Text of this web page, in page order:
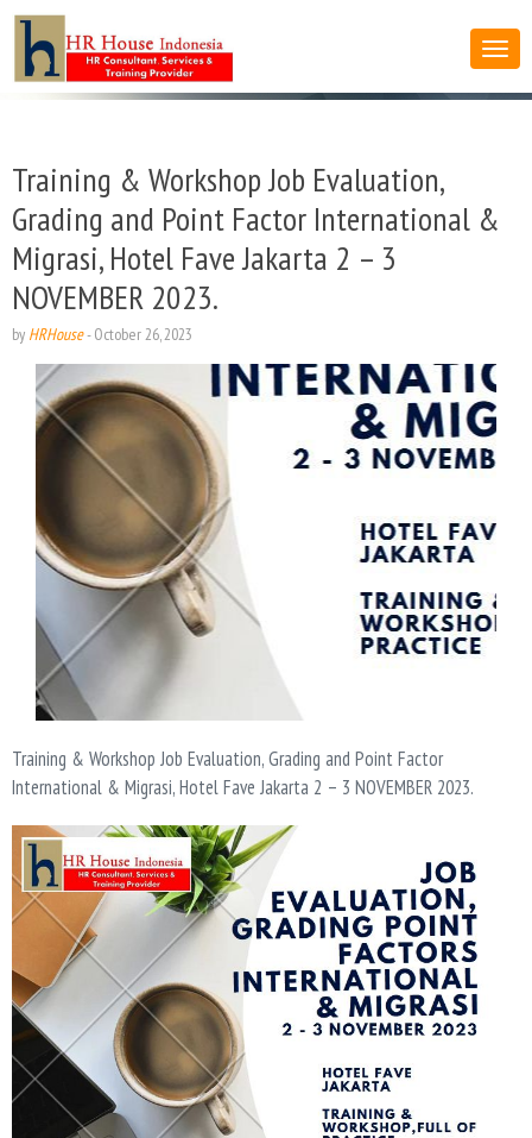
Training & Workshop Job Evaluation,
Grading and Point Factor International &
Migrasi, Hotel Fave Jakarta 2 – 3
NOVEMBER 2023.
by HRHouse-October 26, 2023
Training & Workshop Job Evaluation, Grading and Point Factor
International & Migrasi, Hotel Fave Jakarta 2 – 3 NOVEMBER 2023.